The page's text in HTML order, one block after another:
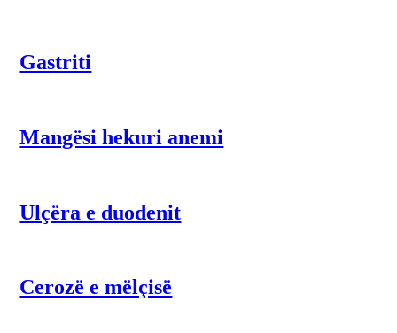
Gastriti
Mangësi hekuri anemi
Ulçëra e duodenit
Cerozë e mëlçisë